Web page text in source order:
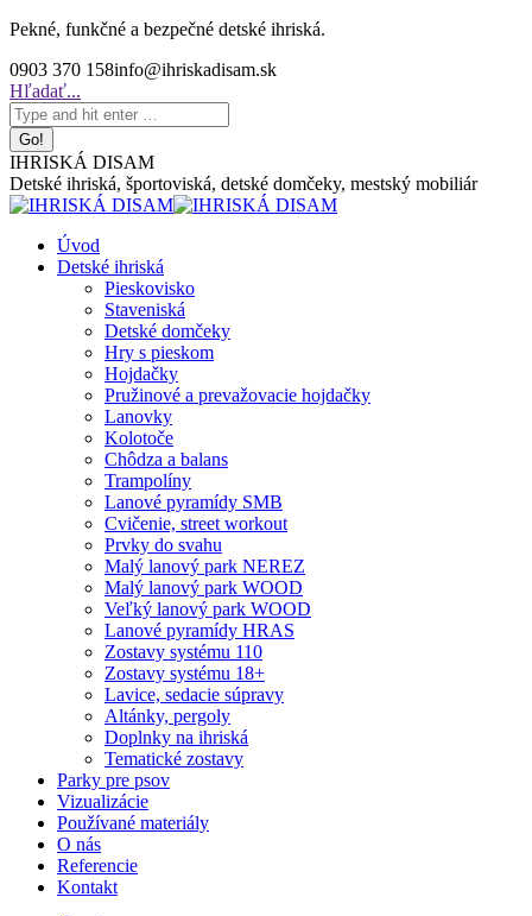
Skip
content
Pekné, funkčné a bezpečné detské ihriská.
0903 370 158info@ihriskadisam.sk
Search:
Hľadať...
IHRISKÁ DISAM
Detské ihriská, športoviská, detské domčeky, mestský mobiliár
Úvod
Detské ihriská
Pieskovisko
Staveniská
Detské domčeky
Hry s pieskom
Hojdačky
Pružinové a prevažovacie hojdačky
Lanovky
Kolotoče
Chôdza a balans
Trampolíny
Lanové pyramídy SMB
Cvičenie, street workout
Prvky do svahu
Malý lanový park NEREZ
Malý lanový park WOOD
Veľký lanový park WOOD
Lanové pyramídy HRAS
Zostavy systému 110
Zostavy systému 18+
Lavice, sedacie súpravy
Altánky, pergoly
Doplnky na ihriská
Tematické zostavy
Parky pre psov
Vizualizácie
Používané materiály
O nás
Referencie
Kontakt